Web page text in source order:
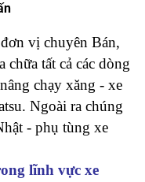
vị chuyên Bán,
chữa tất cả các dòng
chạy xăng - xe
Ngoài ra chúng
- phụ tùng xe
lĩnh vực xe